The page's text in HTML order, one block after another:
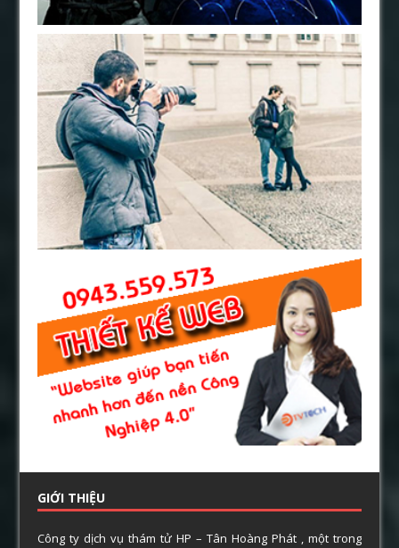
GIỚI THIỆU
Công ty dịch vụ thám tử HP – Tân Hoàng Phát , một trong